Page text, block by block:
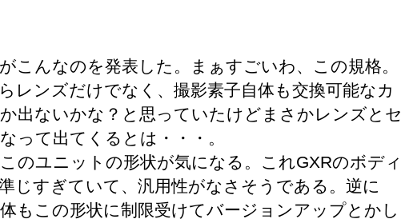
の
こんなのを発表した。まぁすごいわ、この規格。
レンズだけでなく、撮影素子自体も交換可能なカ
出ないかな？と思っていたけどまさかレンズとセ
って出てくるとは・・・。
のユニットの形状が気になる。これGXRのボディ
じすぎていて、汎用性がなさそうである。逆に
もこの形状に制限受けてバージョンアップとかし